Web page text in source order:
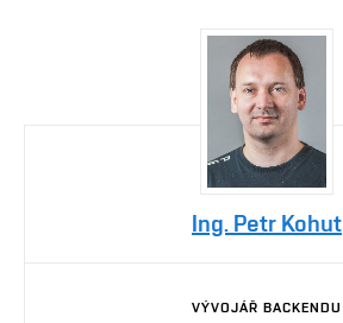
Ing. Petr Kohut
VÝVOJÁŘ BACKENDU